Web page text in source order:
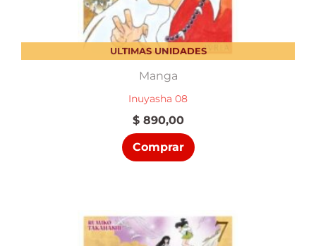
ULTIMAS UNIDADES
Manga
Inuyasha 08
$890,00
Comprar